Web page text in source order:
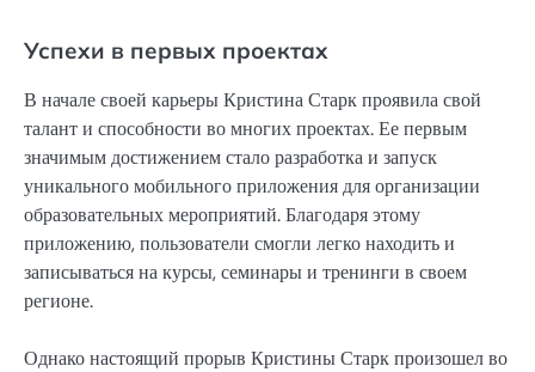
Успехи в первых проектах
В начале своей карьеры Кристина Старк проявила свой
талант и способности во многих проектах. Ее первым
значимым достижением стало разработка и запуск
уникального мобильного приложения для организации
образовательных мероприятий. Благодаря этому
приложению, пользователи смогли легко находить и
записываться на курсы, семинары и тренинги в своем
регионе.
Однако настоящий прорыв Кристины Старк произошел во